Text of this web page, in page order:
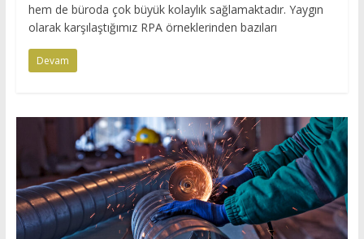
hem de büroda çok büyük kolaylık sağlamaktadır. Yaygın
olarak karşılaştığımız RPA örneklerinden bazıları
Devam